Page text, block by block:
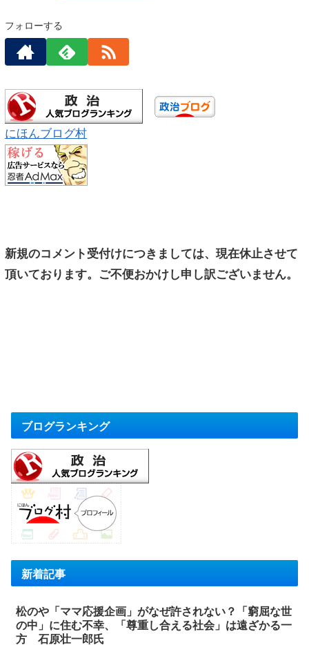
フォローする
にほんブログ村
新規のコメント受付けにつきましては、現在休止させて
頂いております。ご不便おかけし申し訳ございません。
ブログランキング
新着記事
松のや「ママ応援企画」がなぜ許されない？「窮屈な世
の中」に住む不幸、「尊重し合える社会」は遠ざかる一
方 石原壮一郎氏